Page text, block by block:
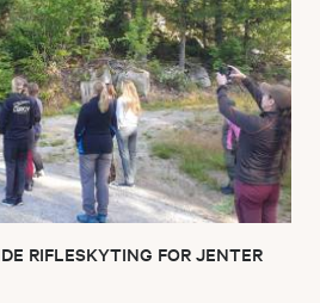
RIFLESKYTING FOR JENTER